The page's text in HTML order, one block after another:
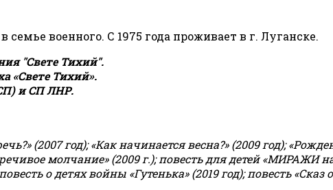
семье военного. С 1975 года проживает в г. Луганске.
"Свете Тихий".
«Свете Тихий».
и СП ЛНР.
(2007 год); «Как начинается весна?» (2009 год);
молчание» (2009 г.); повесть для детей «МИРАЖИ
о детях войны «Гутенька» (2019 год); повесть